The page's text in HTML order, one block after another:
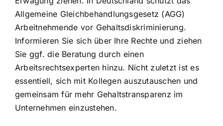
Allgemeine Gleichbehandlungsgesetz (AGG)
Arbeitnehmende vor Gehaltsdiskriminierung.
Informieren Sie sich über Ihre Rechte und ziehen
Sie ggf. die Beratung durch einen
Arbeitsrechtsexperten hinzu. Nicht zuletzt ist es
essentiell, sich mit Kollegen auszutauschen und
gemeinsam für mehr Gehaltstransparenz im
Unternehmen einzustehen.